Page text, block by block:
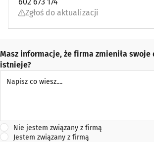
Zgłoś do aktualizacji
Masz informacje, że firma zmieniła swoje
istnieje?
Nie jestem związany z firmą
Jestem związany z firmą